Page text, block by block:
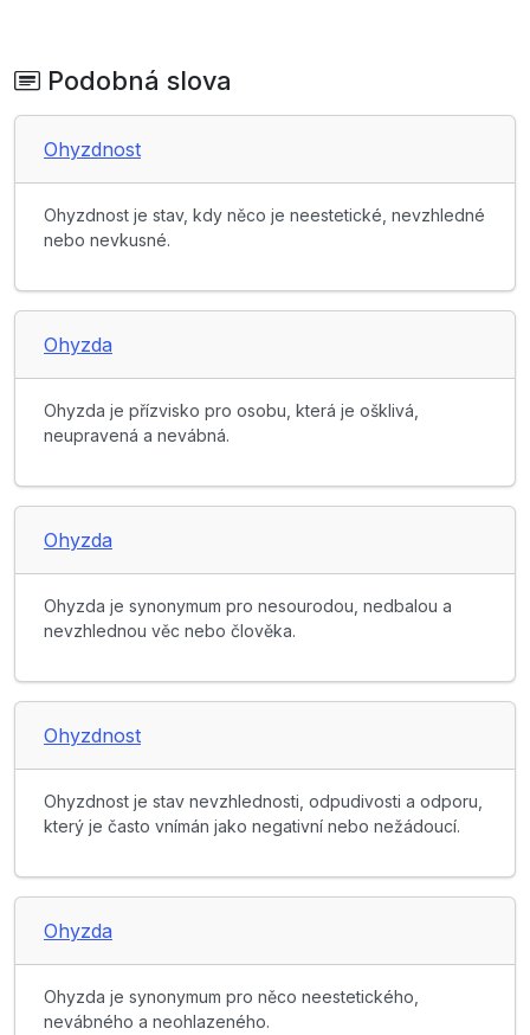
Podobná slova
Ohyzdnost
Ohyzdnost je stav, kdy něco je neestetické, nevzhledné
nebo nevkusné.
Ohyzda
Ohyzda je přízvisko pro osobu, která je ošklivá,
neupravená a nevábná.
Ohyzda
Ohyzda je synonymum pro nesourodou, nedbalou a
nevzhlednou věc nebo člověka.
Ohyzdnost
Ohyzdnost je stav nevzhlednosti, odpudivosti a odporu,
který je často vnímán jako negativní nebo nežádoucí.
Ohyzda
Ohyzda je synonymum pro něco neestetického,
nevábného a neohlazeného.